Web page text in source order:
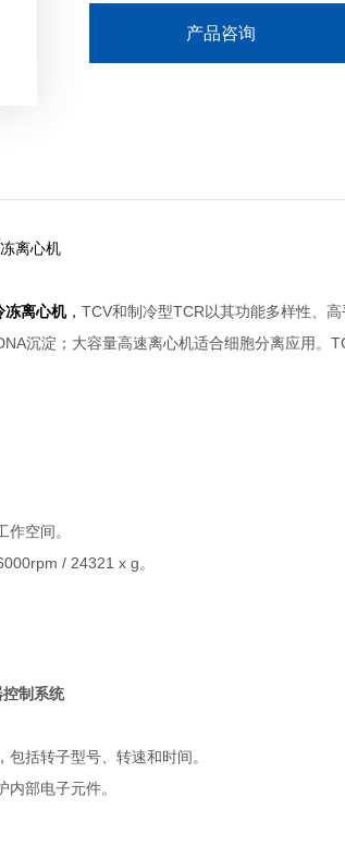
产品咨询
离心机
冻离心机， TCV和制冷型TCR以其功能多样性、
沉淀；大容量高速离心机适合细胞分离应用。
空间。
/ 24321 x g。
制系统
括转子型号、转速和时间。
部电子元件。